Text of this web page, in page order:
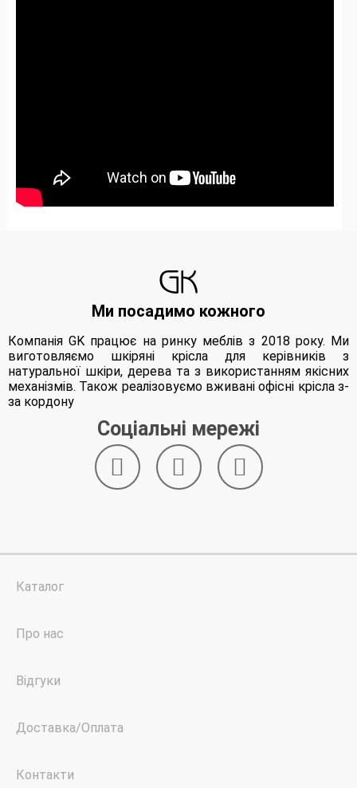
Ми посадимо кожного
Компанія GK працює на ринку меблів з 2018 року. Ми
виготовляємо шкіряні крісла для керівників з
натуральної шкіри, дерева та з використанням якісних
механізмів. Також реалізовуємо вживані офісні крісла з-
за кордону
Соціальні мережі
Каталог
Про нас
Відгуки
Доставка/Оплата
Контакти